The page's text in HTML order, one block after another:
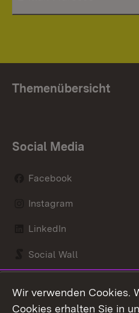
Themenübersicht
Social Media
Facebook
Instagram
LinkedIn
Social Wall
Wir verwenden Cookies.
Cookies erhalten Sie in